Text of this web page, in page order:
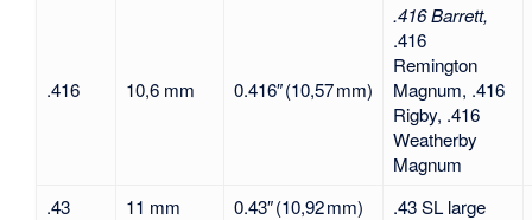
.416 10,6 mm 0.416″ (10,57 mm)
.416 Barrett,
.416
Remington
Magnum, .416
Rigby, .416
Weatherby
Magnum
.43
11 mm 0.43″ (10,92 mm) .43 SL large